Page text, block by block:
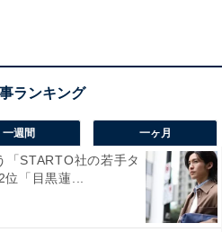
／東京都）」と、ピュアな性
や、一生懸命な姿は芯があっ
寄せられました。
一週間 一ヶ月
「STARTO社の若手タ
「目黒蓮...